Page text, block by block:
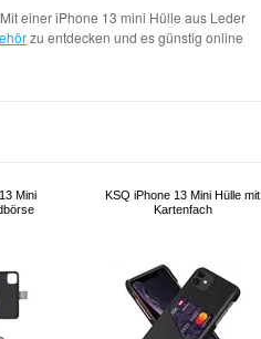
einer iPhone 13 mini Hülle aus Leder
zu entdecken und es günstig online
Mini
KSQ iPhone 13 Mini Hülle mit
Kartenfach